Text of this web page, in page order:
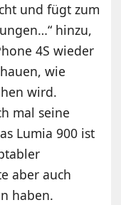
und fügt zum
hinzu,
4S wieder
wie
wird.
mal seine
Lumia 900 ist
aber auch
haben.